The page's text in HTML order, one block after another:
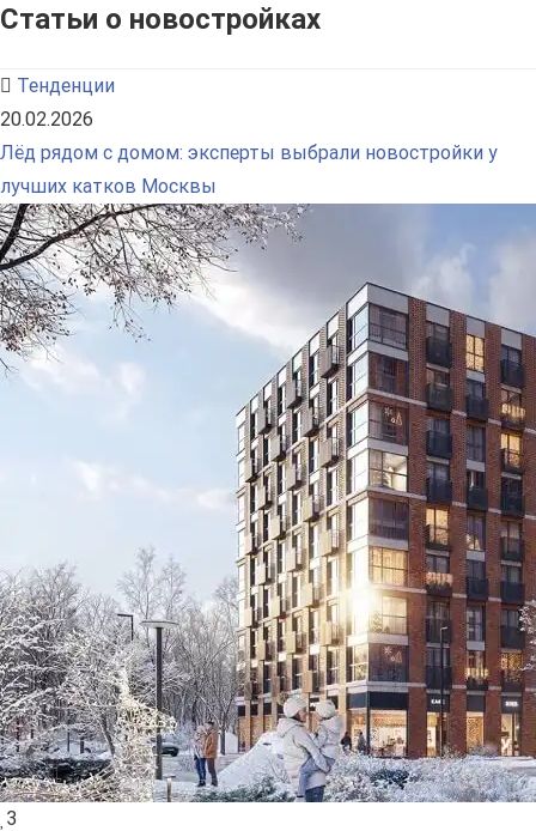
Статьи о новостройках
Тенденции
20.02.2026
Лёд рядом с домом: эксперты выбрали новостройки у
лучших катков Москвы
3